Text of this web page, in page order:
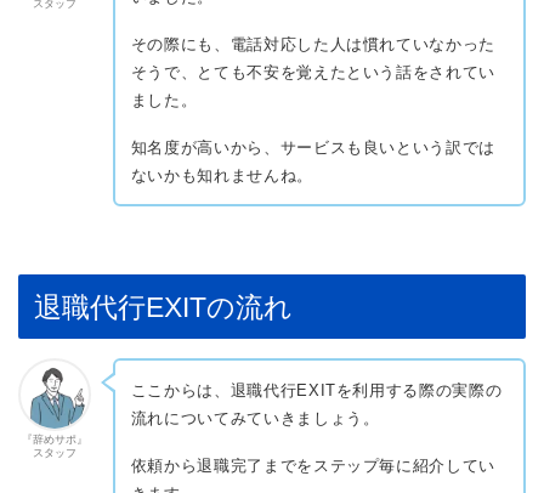
スタッフ
その際にも、電話対応した人は慣れていなかった
そうで、とても不安を覚えたという話をされてい
ました。
知名度が高いから、サービスも良いという訳では
ないかも知れませんね。
退職代行EXITの流れ
『辞めサポ』
スタッフ
ここからは、退職代行EXITを利用する際の実際の
流れについてみていきましょう。
依頼から退職完了までをステップ毎に紹介してい